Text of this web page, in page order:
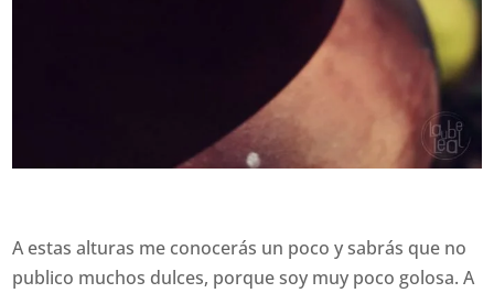
A estas alturas me conocerás un poco y sabrás que no
publico muchos dulces, porque soy muy poco golosa. A